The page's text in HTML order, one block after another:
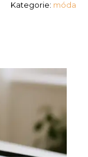
Kategorie: móda